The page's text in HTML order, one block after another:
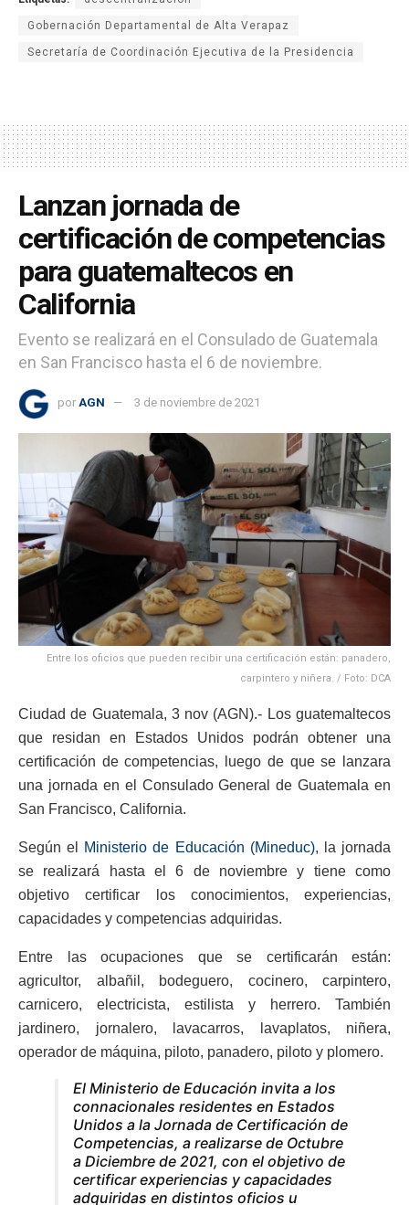
Gobernación Departamental de Alta Verapaz
Secretaría de Coordinación Ejecutiva de la Presidencia
Lanzan jornada de
certificación de competencias
para guatemaltecos en
California
Evento se realizará en el Consulado de Guatemala
en San Francisco hasta el 6 de noviembre.
por AGN 3 de noviembre de 2021
Entre los oficios que pueden recibir una certificación están: panadero,
carpintero y niñera. / Foto: DCA
Ciudad de Guatemala, 3 nov (AGN).- Los guatemaltecos
que residan en Estados Unidos podrán obtener una
certificación de competencias, luego de que se lanzara
una jornada en el Consulado General de Guatemala en
San Francisco, California.
Según el Ministerio de Educación (Mineduc), la jornada
se realizará hasta el 6 de noviembre y tiene como
objetivo certificar los conocimientos, experiencias,
capacidades y competencias adquiridas.
Entre las ocupaciones que se certificarán están:
agricultor, albañil, bodeguero, cocinero, carpintero,
carnicero, electricista, estilista y herrero. También
jardinero, jornalero, lavacarros, lavaplatos, niñera,
operador de máquina, piloto, panadero, piloto y plomero.
El Ministerio de Educación invita a los
connacionales residentes en Estados
Unidos a la Jornada de Certificación de
Competencias, a realizarse de Octubre
a Diciembre de 2021, con el objetivo de
certificar experiencias y capacidades
adquiridas en distintos oficios u